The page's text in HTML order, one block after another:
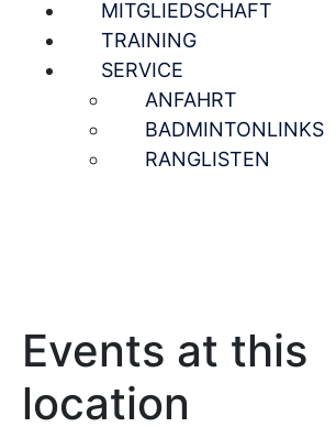
MITGLIEDSCHAFT
TRAINING
SERVICE
ANFAHRT
BADMINTONLINKS
RANGLISTEN
Events at this
location